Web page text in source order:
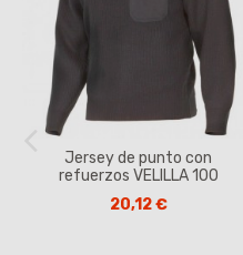
Jersey de punto con
refuerzos VELILLA 100
20,12 €